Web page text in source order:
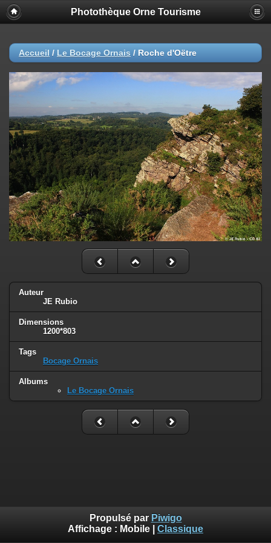
Photothèque Orne Tourisme
Accueil / Le Bocage Ornais / Roche d'Oëtre
Auteur
JE Rubio
Dimensions
1200*803
Tags
Bocage Ornais
Albums
Le Bocage Ornais
Propulsé par Piwigo
Affichage : Mobile Classique